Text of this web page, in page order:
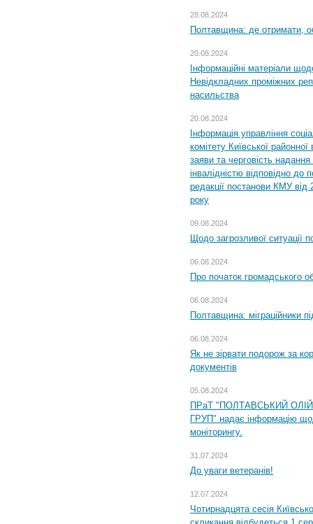
28.08.2024
Полтавщина: де отримати,
20.08.2024
Інформаційні матеріали
Невідкладних проміжних
насильства
20.08.2024
Інформація управління
комітету Київської
заяви та черговість надання
інвалідністю відповідно
редакції постанови КМУ
року
09.08.2024
Щодо загрозливої ситуації
06.08.2024
Про початок громадського
06.08.2024
Полтавщина: міграційники
06.08.2024
Як не зірвати подорож за
документів
05.08.2024
ПРаТ "ПОЛТАВСЬКИЙ
ГРУП" надає інформацію
моніторингу.
31.07.2024
До уваги ветеранів!
12.07.2024
Чотирнадцята сесія